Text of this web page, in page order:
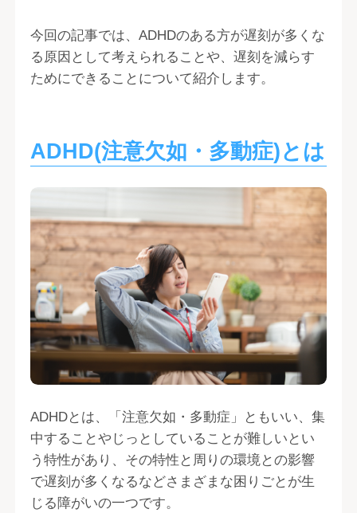
今回の記事では、ADHDのある方が遅刻が多くな
る原因として考えられることや、遅刻を減らす
ためにできることについて紹介します。
ADHD(注意欠如・多動症)とは
ADHDとは、「注意欠如・多動症」ともいい、集
中することやじっとしていることが難しいとい
う特性があり、その特性と周りの環境との影響
で遅刻が多くなるなどさまざまな困りごとが生
じる障がいの一つです。